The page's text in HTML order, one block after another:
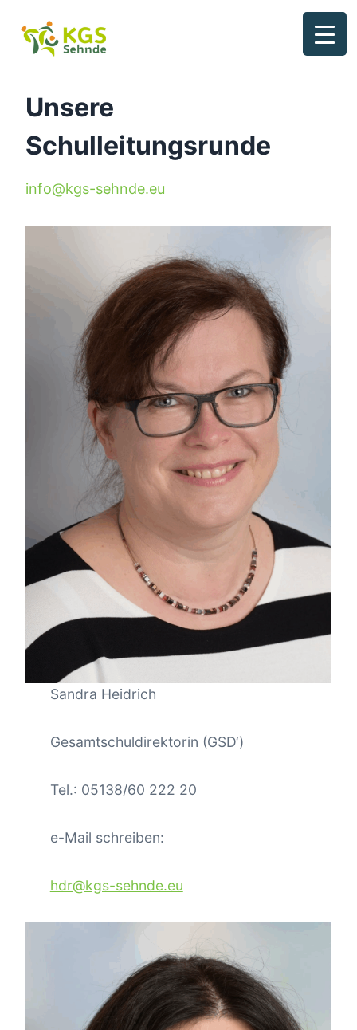
Inhalt
springen
Unsere
Schulleitungsrunde
info@kgs-sehnde.eu
Sandra Heidrich
Gesamtschuldirektorin (GSD‘)
Tel.: 05138/60 222 20
e-Mail schreiben:
hdr@kgs-sehnde.eu